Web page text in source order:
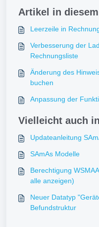
Artikel in
Leerzeile in
Verbesserung der
Rechnungsliste
Änderung des
buchen
Anpassung der
Vielleicht auch
Updateanleitung
SAmAs Modelle
Berechtigung
alle anzeigen)
Neuer Datatyp
Befundstruktur